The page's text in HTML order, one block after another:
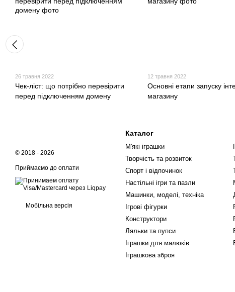
26 травня 2022
Чек-ліст: що потрібно перевірити
перед підключенням домену
12 травня 2022
Основні етапи запуску
магазину
© 2018 - 2026
Приймаємо до оплати
Мобільна версія
Каталог
М'які іграшки
Творчість та розвиток
Спорт і відпочинок
Настільні ігри та пазли
Машинки, моделі, техніка
Ігрові фігурки
Конструктори
Ляльки та пупси
Іграшки для малюків
Іграшкова зброя